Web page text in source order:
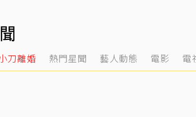
刀離婚 熱門星聞 藝人動態 電影 電